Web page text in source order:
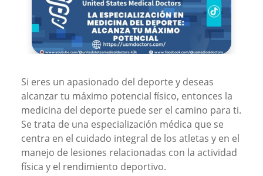
Si eres un apasionado del deporte y deseas
alcanzar tu máximo potencial físico, entonces la
medicina del deporte puede ser el camino para ti.
Se trata de una especialización médica que se
centra en el cuidado integral de los atletas y en el
manejo de lesiones relacionadas con la actividad
física y el rendimiento deportivo.